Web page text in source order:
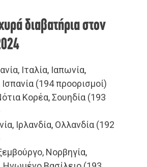
διαβατήρια στον
Ιταλία, Ιαπωνία,
(194 προορισμοί)
Κορέα, Σουηδία (193
Ιρλανδία, Ολλανδία (192
Νορβηγία,